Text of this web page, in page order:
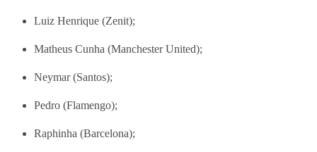
Luiz Henrique (Zenit);
Matheus Cunha (Manchester United);
Neymar (Santos);
Pedro (Flamengo);
Raphinha (Barcelona);